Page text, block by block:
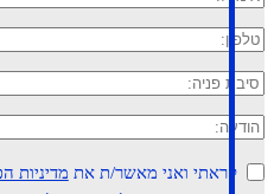
קראתי ואני מאשר/ת את מדיניות